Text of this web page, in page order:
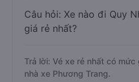
Câu hỏi: Xe nào đi Quy
giá rẻ nhất?
Trả lời: Vé xe rẻ nhất có
nhà xe Phương Trang.